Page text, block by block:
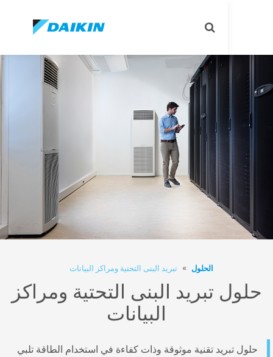
تبريد البنى التحتية ومراكز البيانات
البنى التحتية ومراكز
البيانات
تقنية موثوقة وذات كفاءة في استخدام الطاقة تلبي